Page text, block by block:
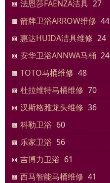
法恩莎FAENZA洁具 27
箭牌卫浴ARROW维修 44
惠达HUIDA洁具维修 24
安华卫浴ANNWA马桶 24
TOTO马桶维修 48
杜拉维特马桶维修 70
汉斯格雅龙头维修 36
科勒卫浴 60
乐家卫浴 56
吉博力卫浴 61
西马智能马桶维修 41